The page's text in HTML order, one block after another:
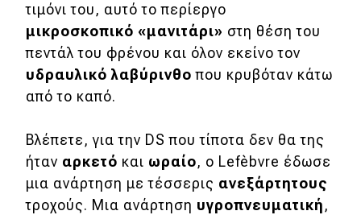
DRIVE Away
MOTO
Μεταχειρισμένο
Οδηγός αγοράς
Συμβουλές
τιμόνι του, αυτό το περίεργο
μικροσκοπικό «μανιτάρι» στη θέση του
πεντάλ του φρένου και όλον εκείνο τον
υδραυλικό λαβύρινθο που κρυβόταν κάτω
από το καπό.
Βλέπετε, για την DS που τίποτα δεν θα της
ήταν αρκετό και ωραίο, ο Lefèbvre έδωσε
μια ανάρτηση με τέσσερις ανεξάρτητους
τροχούς. Μια ανάρτηση υγροπνευματική,